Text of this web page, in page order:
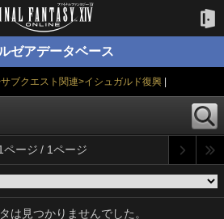
ゼアデータベース
ブクエスト関連>イシュガルド復興|
ページ / 1ページ
は見つかりませんでした。